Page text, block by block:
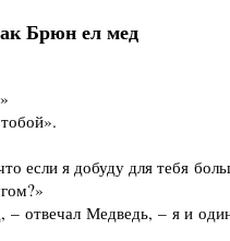
Брюн ел мед
если я добуду для тебя
отвечал Медведь, – я и